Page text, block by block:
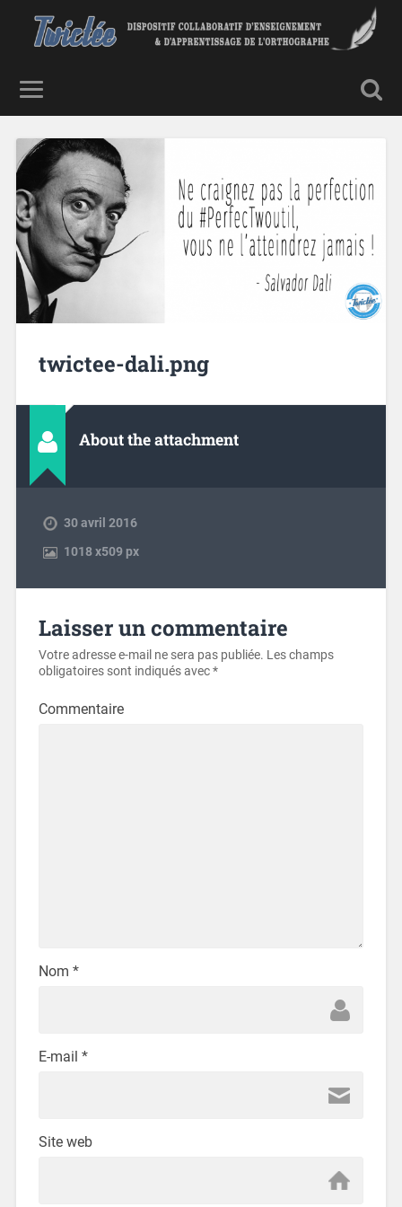
twictee-dali.png
About the attachment
30 avril 2016
1018x509 px
Laisser un commentaire
Votre adresse e-mail ne sera pas publiée. Les champs
obligatoires sont indiqués avec*
Commentaire
Nom *
E-mail *
Site web